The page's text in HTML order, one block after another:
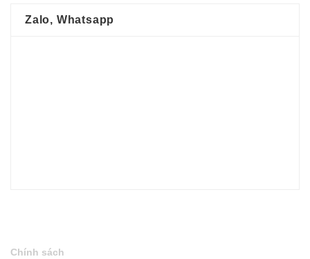
Zalo, Whatsapp
Chính sách